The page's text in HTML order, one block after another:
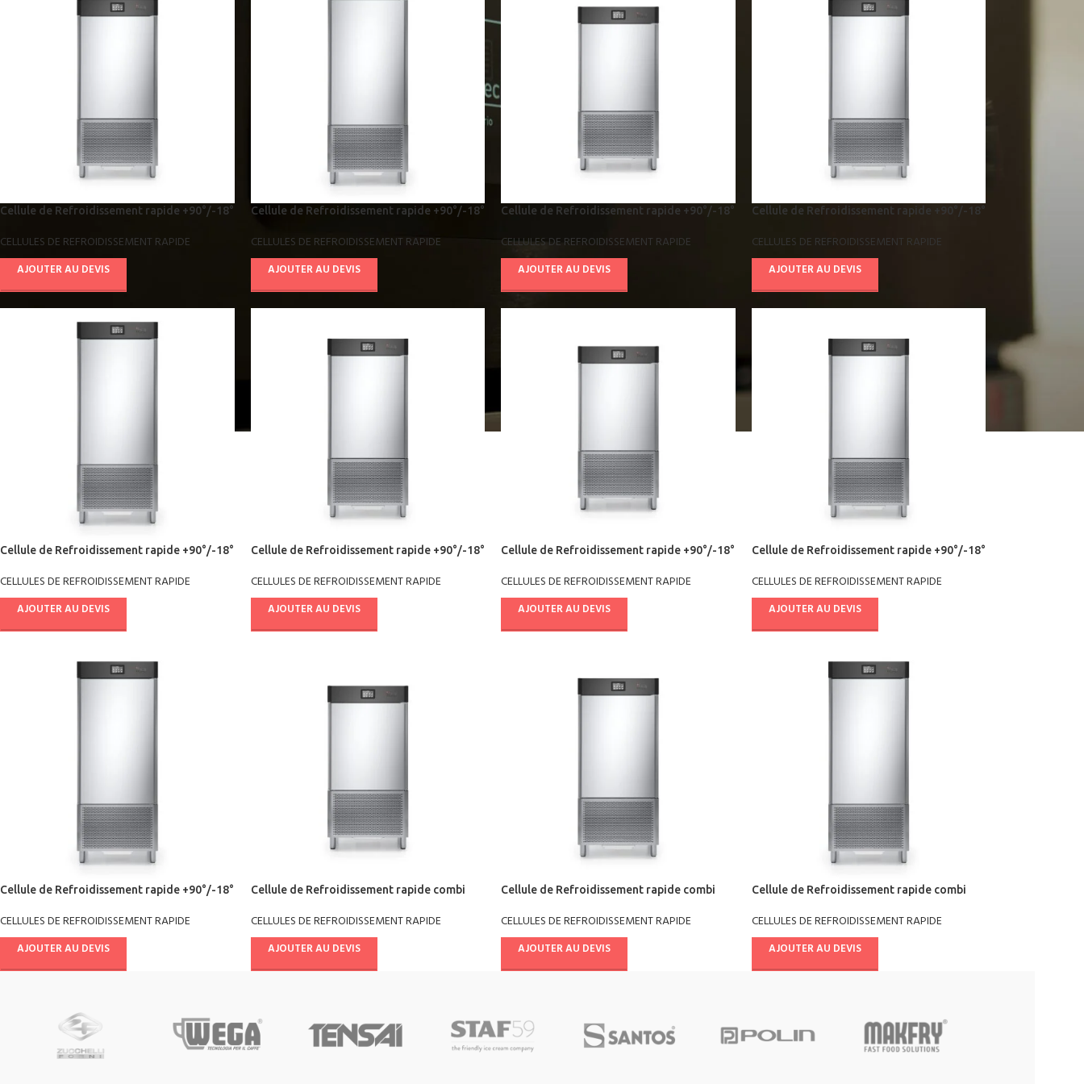
Cellule de Refroidissement rapide +90°/-18°
CELLULES DE REFROIDISSEMENT RAPIDE
AJOUTER AU DEVIS
Cellule de Refroidissement rapide +90°/-18°
CELLULES DE REFROIDISSEMENT RAPIDE
AJOUTER AU DEVIS
Cellule de Refroidissement rapide +90°/-18°
CELLULES DE REFROIDISSEMENT RAPIDE
AJOUTER AU DEVIS
Cellule de Refroidissement rapide +90°/-18°
CELLULES DE REFROIDISSEMENT RAPIDE
AJOUTER AU DEVIS
Cellule de Refroidissement rapide +90°/-18°
CELLULES DE REFROIDISSEMENT RAPIDE
AJOUTER AU DEVIS
Cellule de Refroidissement rapide +90°/-18°
CELLULES DE REFROIDISSEMENT RAPIDE
AJOUTER AU DEVIS
Cellule de Refroidissement rapide +90°/-18°
CELLULES DE REFROIDISSEMENT RAPIDE
AJOUTER AU DEVIS
Cellule de Refroidissement rapide +90°/-18°
CELLULES DE REFROIDISSEMENT RAPIDE
AJOUTER AU DEVIS
Cellule de Refroidissement rapide +90°/-18°
CELLULES DE REFROIDISSEMENT RAPIDE
AJOUTER AU DEVIS
Cellule de Refroidissement rapide combi
CELLULES DE REFROIDISSEMENT RAPIDE
AJOUTER AU DEVIS
Cellule de Refroidissement rapide combi
CELLULES DE REFROIDISSEMENT RAPIDE
AJOUTER AU DEVIS
Cellule de Refroidissement rapide combi
CELLULES DE REFROIDISSEMENT RAPIDE
AJOUTER AU DEVIS